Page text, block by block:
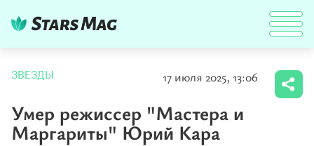
ЗВЕЗДЫ 17 июля 2025, 13:06
Умер режиссер "Мастера и
Маргариты" Юрий Кара